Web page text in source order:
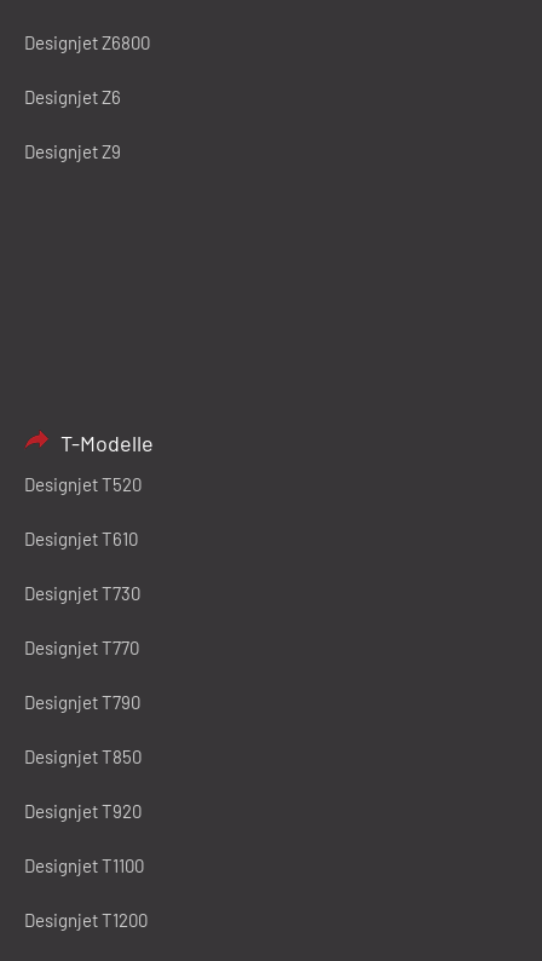
Designjet Z6800
Designjet Z6
Designjet Z9
T-Modelle
Designjet T520
Designjet T610
Designjet T730
Designjet T770
Designjet T790
Designjet T850
Designjet T920
Designjet T1100
Designjet T1200